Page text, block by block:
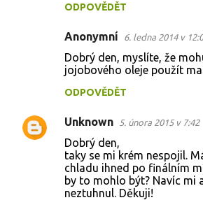
ODPOVĚDĚT
Anonymní 6. ledna 2014 v
Dobrý den, myslíte, že
jojobového oleje použít
ODPOVĚDĚT
Unknown 5. února 2015 v 7:42
Dobrý den,
taky se mi krém nespojil.
chladu ihned po finálním
by to mohlo být? Navíc mi
neztuhnul. Děkuji!